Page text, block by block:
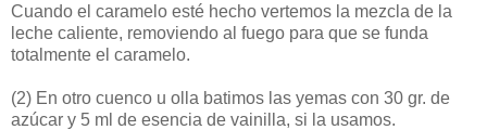
Cuando el caramelo esté hecho vertemos la mezcla de la
leche caliente, removiendo al fuego para que se funda
totalmente el caramelo.
(2) En otro cuenco u olla batimos las yemas con 30 gr. de
azúcar y 5 ml de esencia de vainilla, si la usamos.